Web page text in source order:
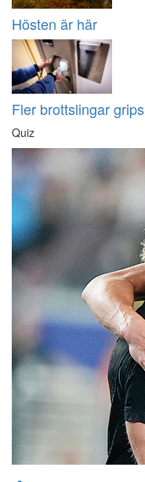
Hösten är här
Fler brottslingar grips
Quiz